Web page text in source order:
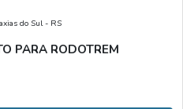
do Sul - RS
PARA RODOTREM